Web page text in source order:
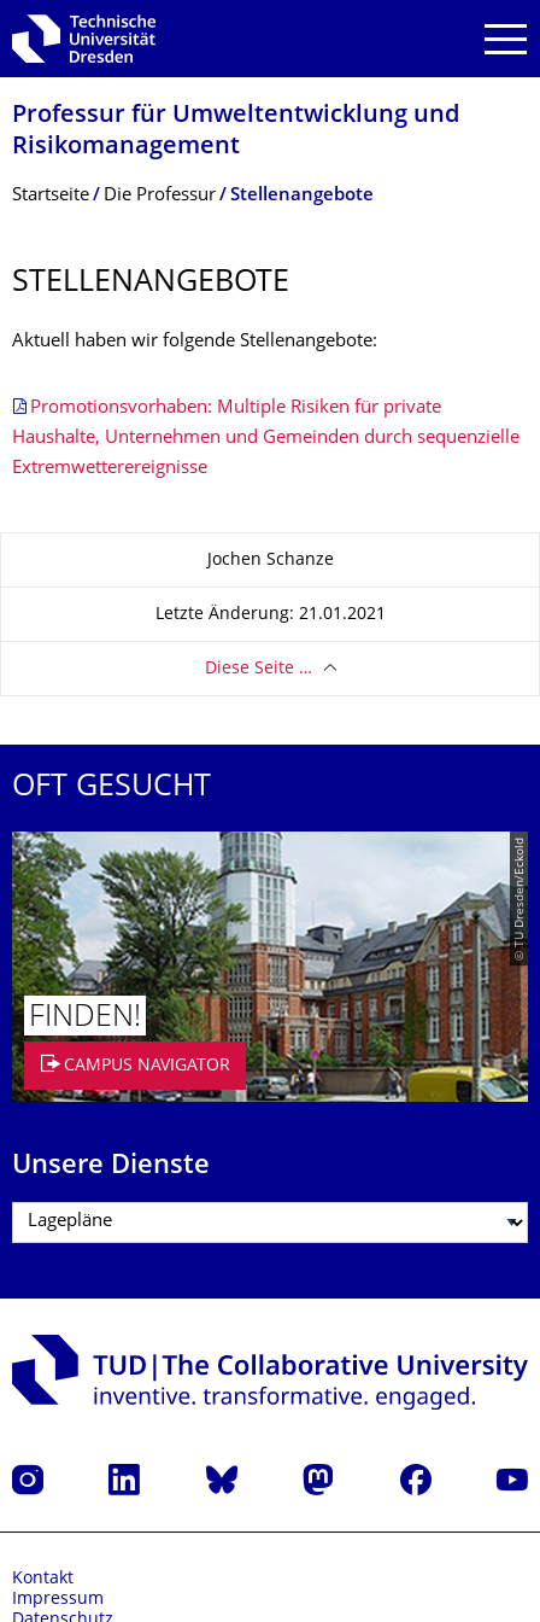
Zur Hauptnavigation springen
Zur Suche springen
Zum Inhalt springen
Professur für Umweltentwicklung und
Risikomanagement
Breadcrumb-Menü
Startseite Die Professur Stellenangebote
STELLENANGEBOTE
Aktuell haben wir folgende Stellenangebote:
Promotionsvorhaben: Multiple Risiken für private
Haushalte, Unternehmen und Gemeinden durch sequenzielle
Extremwetterereignisse
Jochen Schanze
Letzte Änderung: 21.01.2021
Diese Seite …
OFT GESUCHT
© TU Dresden/Eckold
FINDEN!
CAMPUS NAVIGATOR
Unsere Dienste
Instagram LinkedIn Bluesky Mastodon Facebook
Kontakt
Impressum